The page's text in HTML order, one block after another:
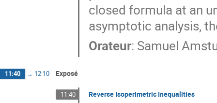
closed formula at an
asymptotic analysis,
Orateur: Samuel
11:40 → 12:10 Exposé
11:40 Reverse Isoperimetric Inequalities